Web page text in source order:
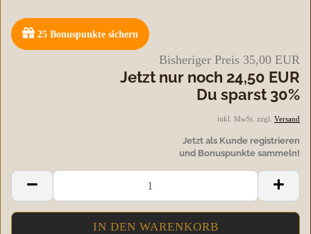
25 Bonuspunkte sichern
Bisheriger Preis 35,00 EUR
Jetzt nur noch 24,50 EUR
Du sparst 30%
inkl. MwSt. zzgl. Versand
Jetzt als Kunde registrieren
und Bonuspunkte sammeln!